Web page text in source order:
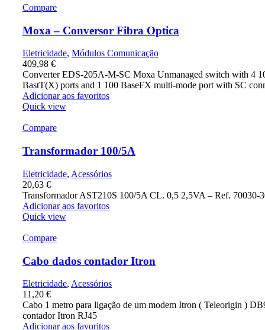
Compare
Moxa – Conversor Fibra Optica
Eletricidade, Módulos Comunicação
409,98 €
Converter EDS-205A-M-SC Moxa Unmanaged switch with 4
BastT(X) ports and 1 100 BaseFX multi-mode port with SC
Adicionar aos favoritos
Quick view
Compare
Transformador 100/5A
Eletricidade, Acessórios
20,63 €
Transformador AST210S 100/5A CL. 0,5 2,5VA – Ref. 70030-
Adicionar aos favoritos
Quick view
Compare
Cabo dados contador Itron
Eletricidade, Acessórios
11,20 €
Cabo 1 metro para ligação de um modem Itron ( Teleorigin )
contador Itron RJ45
Adicionar aos favoritos